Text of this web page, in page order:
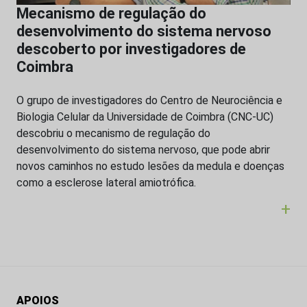
Mecanismo de regulação do
desenvolvimento do sistema nervoso
descoberto por investigadores de
Coimbra
O grupo de investigadores do Centro de Neurociência e
Biologia Celular da Universidade de Coimbra (CNC-UC)
descobriu o mecanismo de regulação do
desenvolvimento do sistema nervoso, que pode abrir
novos caminhos no estudo lesões da medula e doenças
como a esclerose lateral amiotrófica.
+
APOIOS